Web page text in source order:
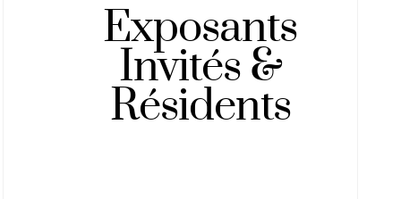
​Exposants
Invités &
Résidents